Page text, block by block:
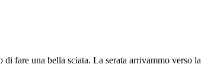
fare una bella sciata. La serata arrivammo verso la